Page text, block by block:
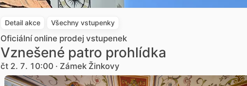
Detail akce Všechny vstupenky
Oficiální online prodej vstupenek
Vznešené patro prohlídka
čt 2. 7. 10:00 · Zámek Žinkovy